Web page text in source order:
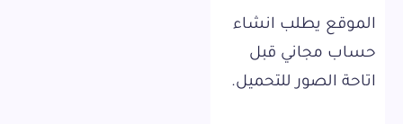
الموقع يطلب انشاء
حساب مجاني قبل
اتاحة الصور للتحميل.